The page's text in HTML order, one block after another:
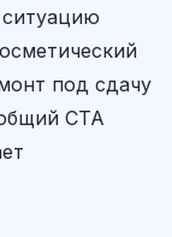
под сдачу
CTA